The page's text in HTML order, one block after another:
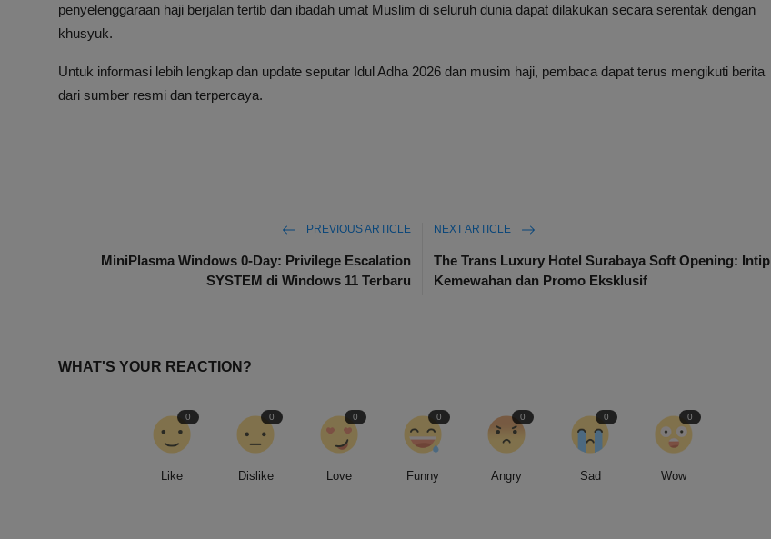
penyelenggaraan haji berjalan tertib dan ibadah umat Muslim di seluruh dunia dapat dilakukan secara serentak dengan
khusyuk.
Untuk informasi lebih lengkap dan update seputar Idul Adha 2026 dan musim haji, pembaca dapat terus mengikuti berita
dari sumber resmi dan terpercaya.
PREVIOUS ARTICLE
MiniPlasma Windows 0-Day: Privilege Escalation
SYSTEM di Windows 11 Terbaru
NEXT ARTICLE
The Trans Luxury Hotel Surabaya Soft Opening: Intip
Kemewahan dan Promo Eksklusif
WHAT'S YOUR REACTION?
Like
0
Dislike
0
Love
0
Funny
0
Angry
0
Sad
0
Wow
0